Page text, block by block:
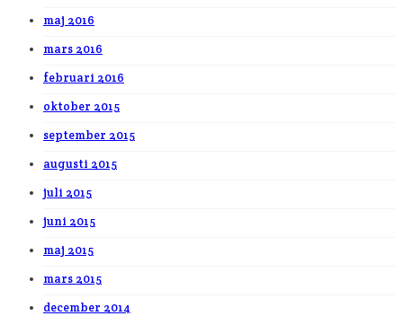
maj 2016
mars 2016
februari 2016
oktober 2015
september 2015
augusti 2015
juli 2015
juni 2015
maj 2015
mars 2015
december 2014